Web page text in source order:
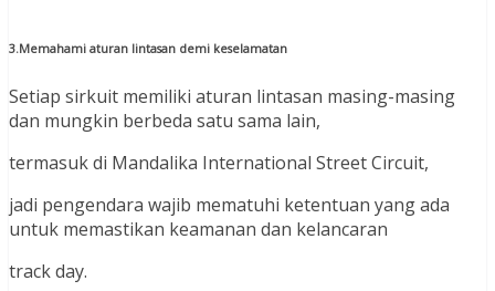
3.Memahami aturan lintasan demi keselamatan
Setiap sirkuit memiliki aturan lintasan masing-masing
dan mungkin berbeda satu sama lain,
termasuk di Mandalika International Street Circuit,
jadi pengendara wajib mematuhi ketentuan yang ada
untuk memastikan keamanan dan kelancaran
track day.